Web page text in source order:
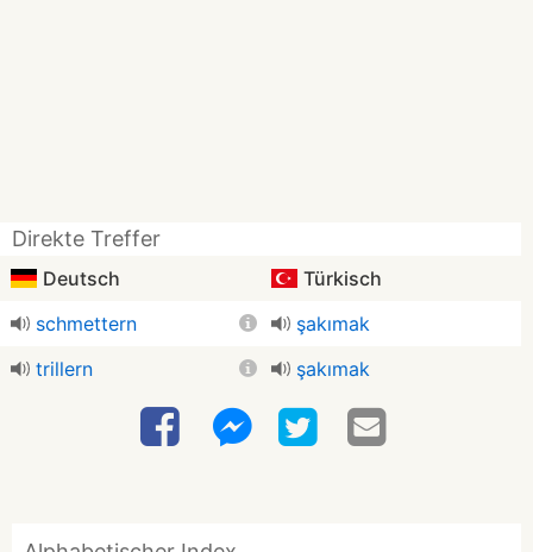
Direkte Treffer
Deutsch
Türkisch
schmettern
şakımak
trillern
şakımak